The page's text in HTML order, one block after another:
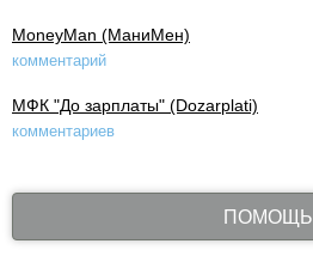
MoneyMan (МаниМен)
комментарий
МФК "До зарплаты" (Dozarplati)
комментариев
ПОМОЩЬ